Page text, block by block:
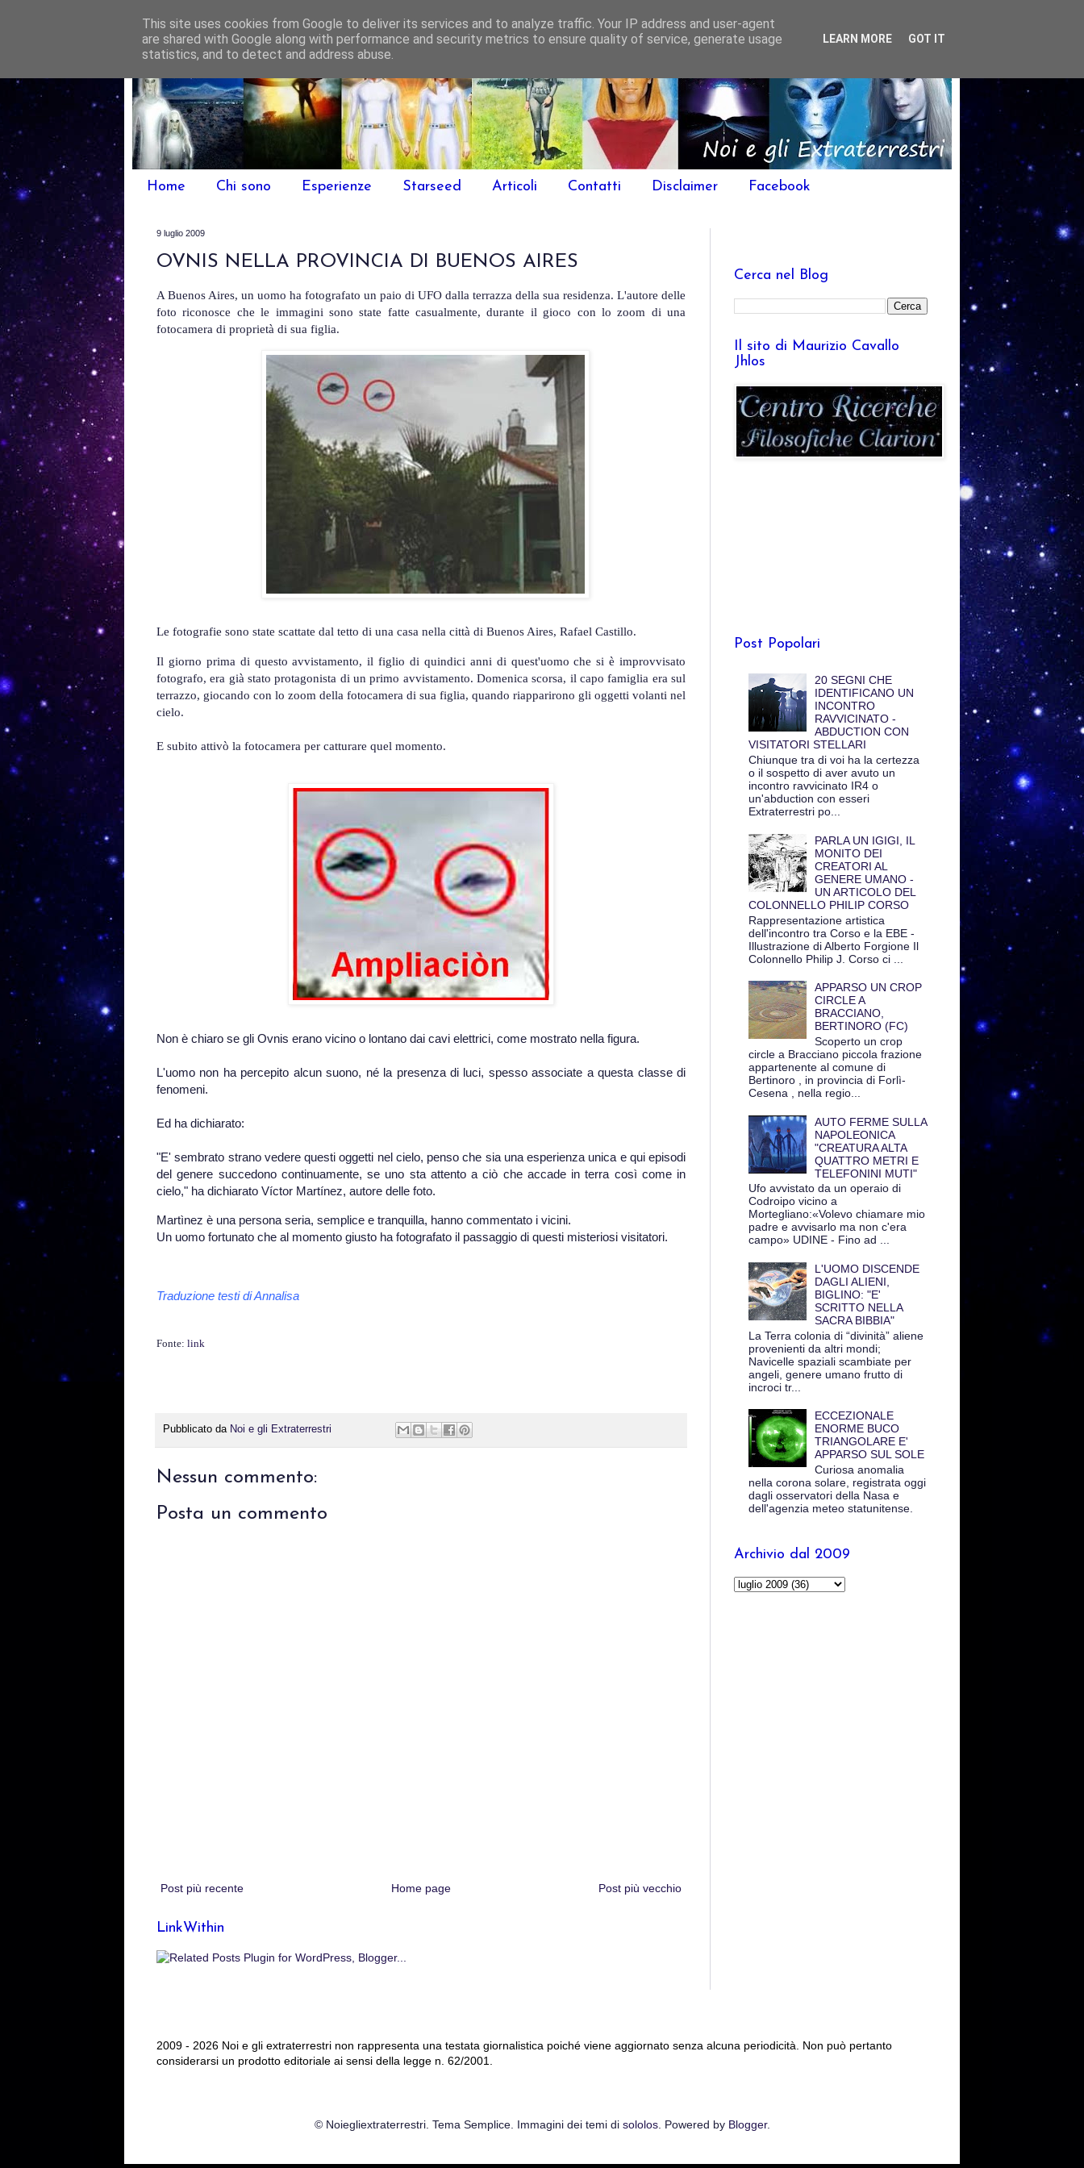
Home Chi sono Esperienze Starseed Articoli Contatti Disclaimer Facebook
9 luglio 2009
OVNIS NELLA PROVINCIA DI BUENOS AIRES
A Buenos Aires, un uomo ha fotografato un paio di UFO dalla terrazza della sua residenza. L'autore delle
foto riconosce che le immagini sono state fatte casualmente, durante il gioco con lo zoom di una
fotocamera di proprietà di sua figlia.
Le fotografie sono state scattate dal tetto di una casa nella città di Buenos Aires, Rafael Castillo.
Il giorno prima di questo avvistamento, il figlio di quindici anni di quest'uomo che si è improvvisato
fotografo, era già stato protagonista di un primo avvistamento. Domenica scorsa, il capo famiglia era sul
terrazzo, giocando con lo zoom della fotocamera di sua figlia, quando riapparirono gli oggetti volanti nel
cielo.
E subito attivò la fotocamera per catturare quel momento.
Non è chiaro se gli Ovnis erano vicino o lontano dai cavi elettrici, come mostrato nella figura.
L'uomo non ha percepito alcun suono, né la presenza di luci, spesso associate a questa classe di
fenomeni.
Ed ha dichiarato:
"E' sembrato strano vedere questi oggetti nel cielo, penso che sia una esperienza unica e qui episodi
del genere succedono continuamente, se uno sta attento a ciò che accade in terra così come in
cielo," ha dichiarato Víctor Martínez, autore delle foto.
Martìnez è una persona seria, semplice e tranquilla, hanno commentato i vicini.
Un uomo fortunato che al momento giusto ha fotografato il passaggio di questi misteriosi visitatori.
Traduzione testi di Annalisa
Fonte: link
Pubblicato da Noi e gli Extraterrestri
Nessun commento:
Posta un commento
Post più recente Post più vecchio
Home page
LinkWithin
Cerca nel Blog
Il sito di Maurizio Cavallo
Jhlos
Post Popolari
20 SEGNI CHE
IDENTIFICANO UN
INCONTRO
RAVVICINATO -
ABDUCTION CON
VISITATORI STELLARI
Chiunque tra di voi ha la certezza
o il sospetto di aver avuto un
incontro ravvicinato IR4 o
un'abduction con esseri
Extraterrestri po...
PARLA UN IGIGI, IL
MONITO DEI
CREATORI AL
GENERE UMANO -
UN ARTICOLO DEL
COLONNELLO PHILIP CORSO
Rappresentazione artistica
dell'incontro tra Corso e la EBE -
Illustrazione di Alberto Forgione Il
Colonnello Philip J. Corso ci ...
APPARSO UN CROP
CIRCLE A
BRACCIANO,
BERTINORO (FC)
Scoperto un crop
circle a Bracciano piccola frazione
appartenente al comune di
Bertinoro , in provincia di Forlì-
Cesena , nella regio...
AUTO FERME SULLA
NAPOLEONICA
"CREATURA ALTA
QUATTRO METRI E
TELEFONINI MUTI"
Ufo avvistato da un operaio di
Codroipo vicino a
Mortegliano:«Volevo chiamare mio
padre e avvisarlo ma non c'era
campo» UDINE - Fino ad ...
L'UOMO DISCENDE
DAGLI ALIENI,
BIGLINO: "E'
SCRITTO NELLA
SACRA BIBBIA"
La Terra colonia di “divinità” aliene
provenienti da altri mondi;
Navicelle spaziali scambiate per
angeli, genere umano frutto di
incroci tr...
ECCEZIONALE
ENORME BUCO
TRIANGOLARE E'
APPARSO SUL SOLE
Curiosa anomalia
nella corona solare, registrata oggi
dagli osservatori della Nasa e
dell'agenzia meteo statunitense.
Archivio dal 2009
2009 - 2026 Noi e gli extraterrestri non rappresenta una testata giornalistica poiché viene aggiornato senza alcuna periodicità. Non può pertanto
considerarsi un prodotto editoriale ai sensi della legge n. 62/2001.
© Noiegliextraterrestri. Tema Semplice. Immagini dei temi di sololos. Powered by Blogger.
This site uses cookies from Google to deliver its services and to analyze traffic. Your IP address and user-agent
are shared with Google along with performance and security metrics to ensure quality of service, generate usage
statistics, and to detect and address abuse.
LEARN MORE GOT IT